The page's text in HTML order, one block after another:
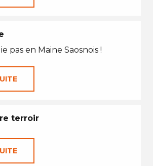
pas en Maine Saosnois !
terroir